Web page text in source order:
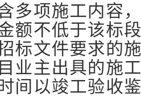
多项施工内容
额不低于该标
标文件要求的
业主出具的施
间以竣工验收